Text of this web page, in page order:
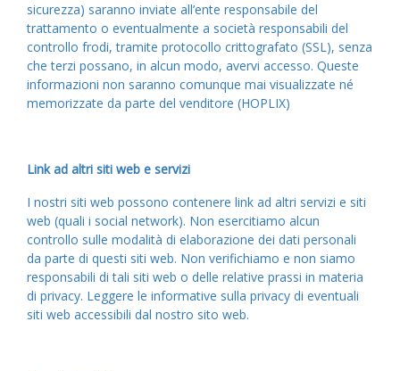
sicurezza) saranno inviate all’ente responsabile del
trattamento o eventualmente a società responsabili del
controllo frodi, tramite protocollo crittografato (SSL), senza
che terzi possano, in alcun modo, avervi accesso. Queste
informazioni non saranno comunque mai visualizzate né
memorizzate da parte del venditore (HOPLIX)
Link ad altri siti web e servizi
I nostri siti web possono contenere link ad altri servizi e siti
web (quali i social network). Non esercitiamo alcun
controllo sulle modalità di elaborazione dei dati personali
da parte di questi siti web. Non verifichiamo e non siamo
responsabili di tali siti web o delle relative prassi in materia
di privacy. Leggere le informative sulla privacy di eventuali
siti web accessibili dal nostro sito web.